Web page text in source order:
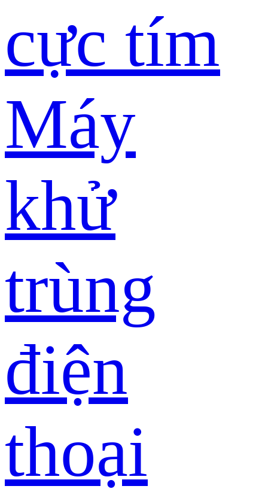
cực tím
Máy
khử
trùng
điện
thoại